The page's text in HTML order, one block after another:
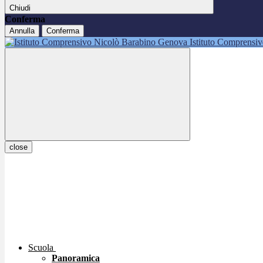
Chiudi
Conferma
Annulla Conferma
Istituto
close
Scuola
Panoramica